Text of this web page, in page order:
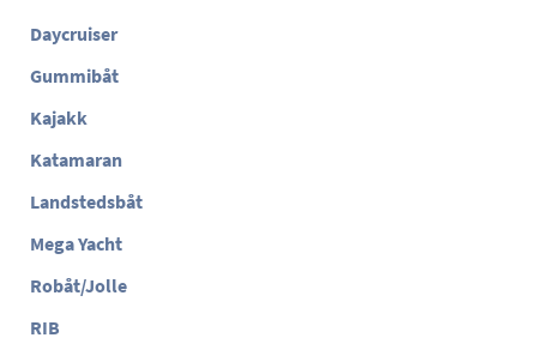
Daycruiser
Gummibåt
Kajakk
Katamaran
Landstedsbåt
Mega Yacht
Robåt/Jolle
RIB